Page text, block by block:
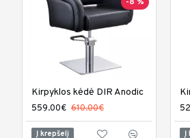
-8 %
Kirpyklos kėdė DIR Anodic
559.00€ 610.00€
Į krepšelį Į